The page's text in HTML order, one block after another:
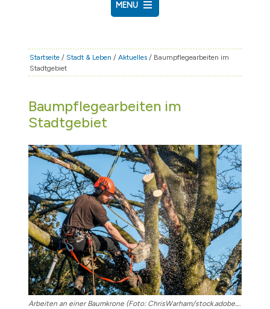
MENU
RATHAUS & POLITIK
BÜRGERSERVICE
Startseite /Stadt & Leben /Aktuelles / Baumpflegearbeiten im
Stadtgebiet
Baumpflegearbeiten im
Stadtgebiet
Arbeiten an einer Baumkrone (Foto: ChrisWarham/stock.adobe.com)